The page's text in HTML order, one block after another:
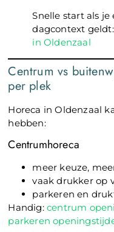
Snelle start als
dagcontext
in Oldenzaal
Centrum vs
per plek
Horeca in Oldenzaal
hebben:
Centrumhoreca
meer keuze,
vaak drukker op
parkeren en
Handig:centrum
parkeren